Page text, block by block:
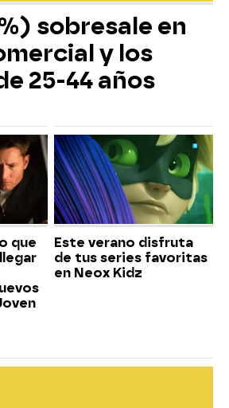
sobresale en
y los
25-44 años
que
Este verano disfruta
de tus series favoritas
en Neox Kidz